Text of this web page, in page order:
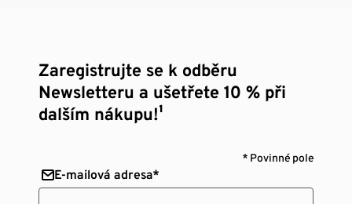
Zaregistrujte se k odběru
Newsletteru a ušetřete 10 % při
dalším nákupu!¹
* Povinné pole
E-mailová adresa*